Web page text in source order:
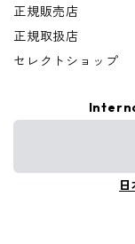
正規販売店
正規取扱店
セレクトショップ